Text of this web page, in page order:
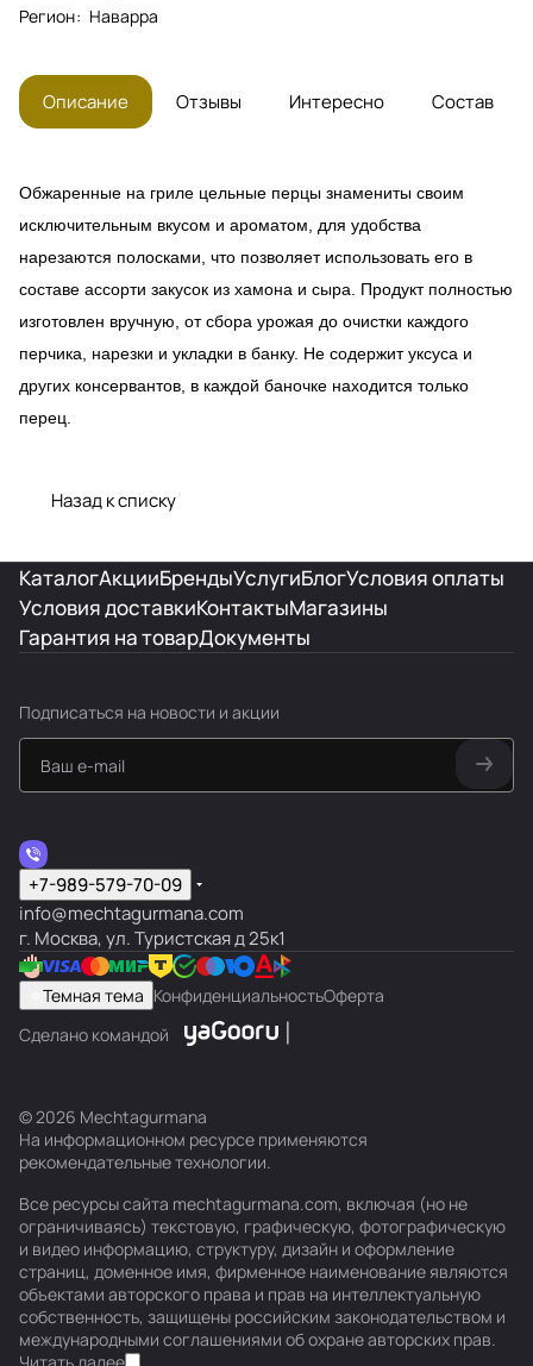
Регион: Наварра
Описание Отзывы Интересно Состав
Обжаренные на гриле цельные перцы знамениты своим
исключительным вкусом и ароматом, для удобства
нарезаются полосками, что позволяет использовать его в
составе ассорти закусок из хамона и сыра. Продукт полностью
изготовлен вручную, от сбора урожая до очистки каждого
перчика, нарезки и укладки в банку. Не содержит уксуса и
других консервантов, в каждой баночке находится только
перец.
Назад к списку
КаталогАкцииБрендыУслугиБлогУсловия оплаты
Условия доставкиКонтактыМагазины
Гарантия на товарДокументы
Подписаться на новости и акции
+7-989-579-70-09
info@mechtagurmana.com
г. Москва, ул. Туристская д 25к1
Темная тема КонфиденциальностьОферта
Сделано командой
© 2026 Mechtagurmana
На информационном ресурсе применяются
рекомендательные технологии.
Все ресурсы сайта mechtagurmana.com, включая (но не
ограничиваясь) текстовую, графическую, фотографическую
и видео информацию, структуру, дизайн и оформление
страниц, доменное имя, фирменное наименование являются
объектами авторского права и прав на интеллектуальную
собственность, защищены российским законодательством и
международными соглашениями об охране авторских прав.